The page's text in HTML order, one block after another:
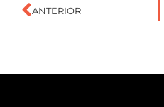
ANTERIOR